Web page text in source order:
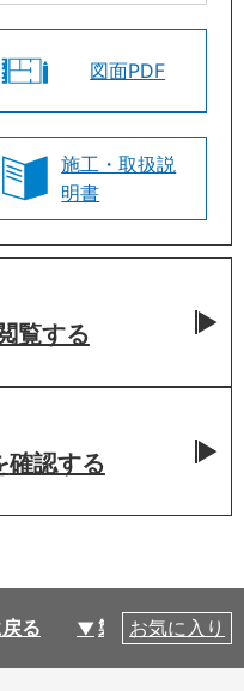
図面PDF
施工・取扱説
明書
覧する
確認する
る 製品仕様
お気に入り